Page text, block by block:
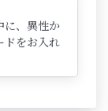
に、異性か
ドをお入れ